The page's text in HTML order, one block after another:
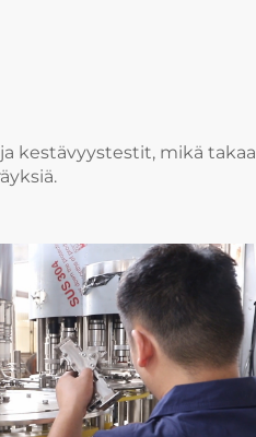
kestävyystestit, mikä takaa